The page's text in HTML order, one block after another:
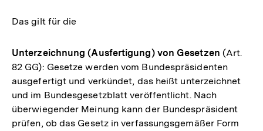
Das gilt für die
Unterzeichnung (Ausfertigung) von Gesetzen (Art.
82 GG): Gesetze werden vom Bundespräsidenten
ausgefertigt und verkündet, das heißt unterzeichnet
und im Bundesgesetzblatt veröffentlicht. Nach
überwiegender Meinung kann der Bundespräsident
prüfen, ob das Gesetz in verfassungsgemäßer Form